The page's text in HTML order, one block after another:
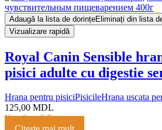
Adaugă la lista de dorințeEliminați din lista
Vizualizare rapidă
Royal Canin Sensible
pisici adulte cu digestie
Hrana pentru pisiciPisicileHrana uscata
125,00 MDL
Кешбэк:3 Балла